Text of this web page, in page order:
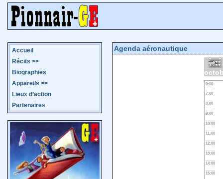
Accueil
Récits >>
Biographies
Appareils >>
Lieux d’action
Partenaires
Agenda aéronautique
0:00
7:00
8:00
9:00
10:00
11:00
12:00
13:00
14:00
15:00